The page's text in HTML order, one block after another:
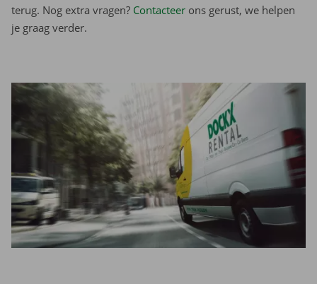
terug. Nog extra vragen? Contacteer ons gerust, we helpen
je graag verder.